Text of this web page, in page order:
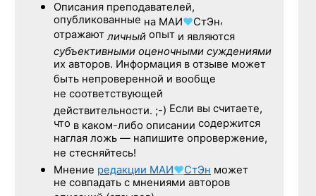
Описания преподавателей,
опубликованные на МАИ♥СтЭн,
отражаютличный опыт и являются
субъективными оценочными суждениями
их авторов. Информация в отзыве может
быть непроверенной и вообще
не соответствующей
действительности. ;-) Если вы считаете,
что в каком-либо описании содержится
наглая ложь — напишите опровержение,
не стесняйтесь!
Мнение редакции МАИ♥СтЭн может
не совпадать с мнениями авторов